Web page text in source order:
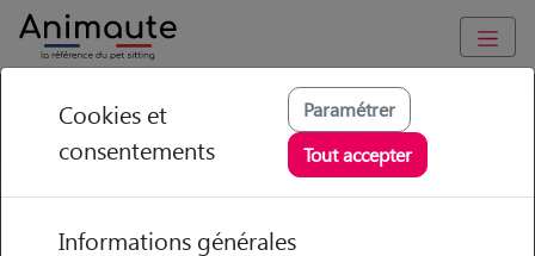
GARDE ANIMAUX à Montpellier : Garde chien et chat en
famille ou à domicile, visites et promenades
Trouvez une garde animaux à
Montpellier
Cookies et
consentements
Paramétrer
Tout accepter
Informations générales